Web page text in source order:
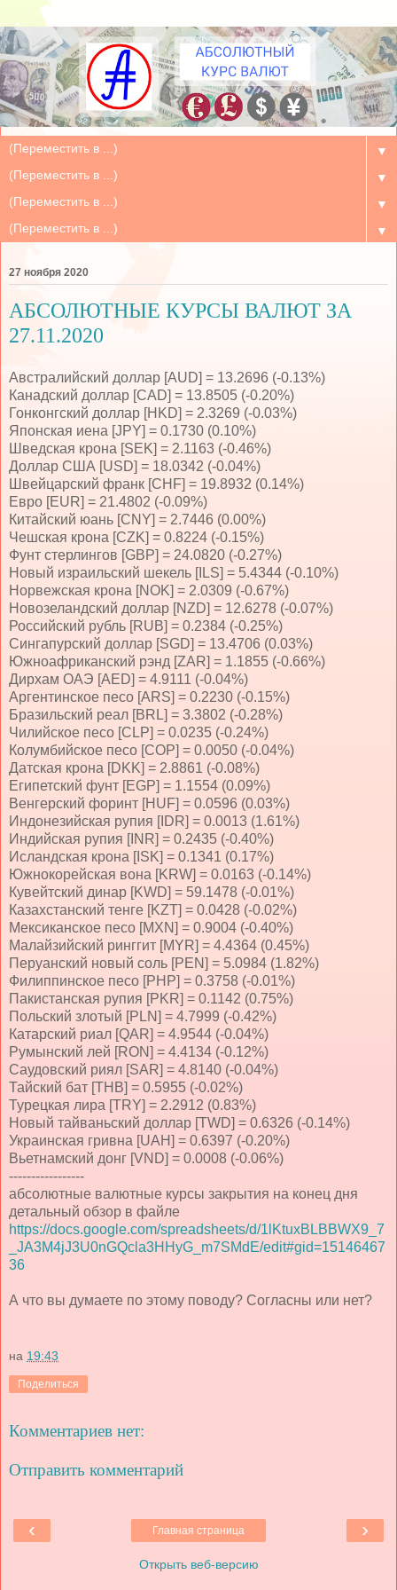
▼
▼
▼
▼
27 ноября 2020
АБСОЛЮТНЫЕ КУРСЫ ВАЛЮТ ЗА
27.11.2020
Австралийский доллар [AUD] = 13.2696 (-0.13%)
Канадский доллар [CAD] = 13.8505 (-0.20%)
Гонконгский доллар [HKD] = 2.3269 (-0.03%)
Японская иена [JPY] = 0.1730 (0.10%)
Шведская крона [SEK] = 2.1163 (-0.46%)
Доллар США [USD] = 18.0342 (-0.04%)
Швейцарский франк [CHF] = 19.8932 (0.14%)
Евро [EUR] = 21.4802 (-0.09%)
Китайский юань [CNY] = 2.7446 (0.00%)
Чешская крона [CZK] = 0.8224 (-0.15%)
Фунт стерлингов [GBP] = 24.0820 (-0.27%)
Новый израильский шекель [ILS] = 5.4344 (-0.10%)
Норвежская крона [NOK] = 2.0309 (-0.67%)
Новозеландский доллар [NZD] = 12.6278 (-0.07%)
Российский рубль [RUB] = 0.2384 (-0.25%)
Сингапурский доллар [SGD] = 13.4706 (0.03%)
Южноафриканский рэнд [ZAR] = 1.1855 (-0.66%)
Дирхам ОАЭ [AED] = 4.9111 (-0.04%)
Аргентинское песо [ARS] = 0.2230 (-0.15%)
Бразильский реал [BRL] = 3.3802 (-0.28%)
Чилийское песо [CLP] = 0.0235 (-0.24%)
Колумбийское песо [COP] = 0.0050 (-0.04%)
Датская крона [DKK] = 2.8861 (-0.08%)
Египетский фунт [EGP] = 1.1554 (0.09%)
Венгерский форинт [HUF] = 0.0596 (0.03%)
Индонезийская рупия [IDR] = 0.0013 (1.61%)
Индийская рупия [INR] = 0.2435 (-0.40%)
Исландская крона [ISK] = 0.1341 (0.17%)
Южнокорейская вона [KRW] = 0.0163 (-0.14%)
Кувейтский динар [KWD] = 59.1478 (-0.01%)
Казахстанский тенге [KZT] = 0.0428 (-0.02%)
Мексиканское песо [MXN] = 0.9004 (-0.40%)
Малайзийский ринггит [MYR] = 4.4364 (0.45%)
Перуанский новый соль [PEN] = 5.0984 (1.82%)
Филиппинское песо [PHP] = 0.3758 (-0.01%)
Пакистанская рупия [PKR] = 0.1142 (0.75%)
Польский злотый [PLN] = 4.7999 (-0.42%)
Катарский риал [QAR] = 4.9544 (-0.04%)
Румынский лей [RON] = 4.4134 (-0.12%)
Саудовский риял [SAR] = 4.8140 (-0.04%)
Тайский бат [THB] = 0.5955 (-0.02%)
Турецкая лира [TRY] = 2.2912 (0.83%)
Новый тайваньский доллар [TWD] = 0.6326 (-0.14%)
Украинская гривна [UAH] = 0.6397 (-0.20%)
Вьетнамский донг [VND] = 0.0008 (-0.06%)
-----------------
абсолютные валютные курсы закрытия на конец дня
детальный обзор в файле
https://docs.google.com/spreadsheets/d/1lKtuxBLBBWX9_7
_JA3M4jJ3U0nGQcla3HHyG_m7SMdE/edit#gid=15146467
36
А что вы думаете по этому поводу? Согласны или нет?
на 19:43
Поделиться
Комментариев нет:
Отправить комментарий
‹ ›
Главная страница
Открыть веб-версию